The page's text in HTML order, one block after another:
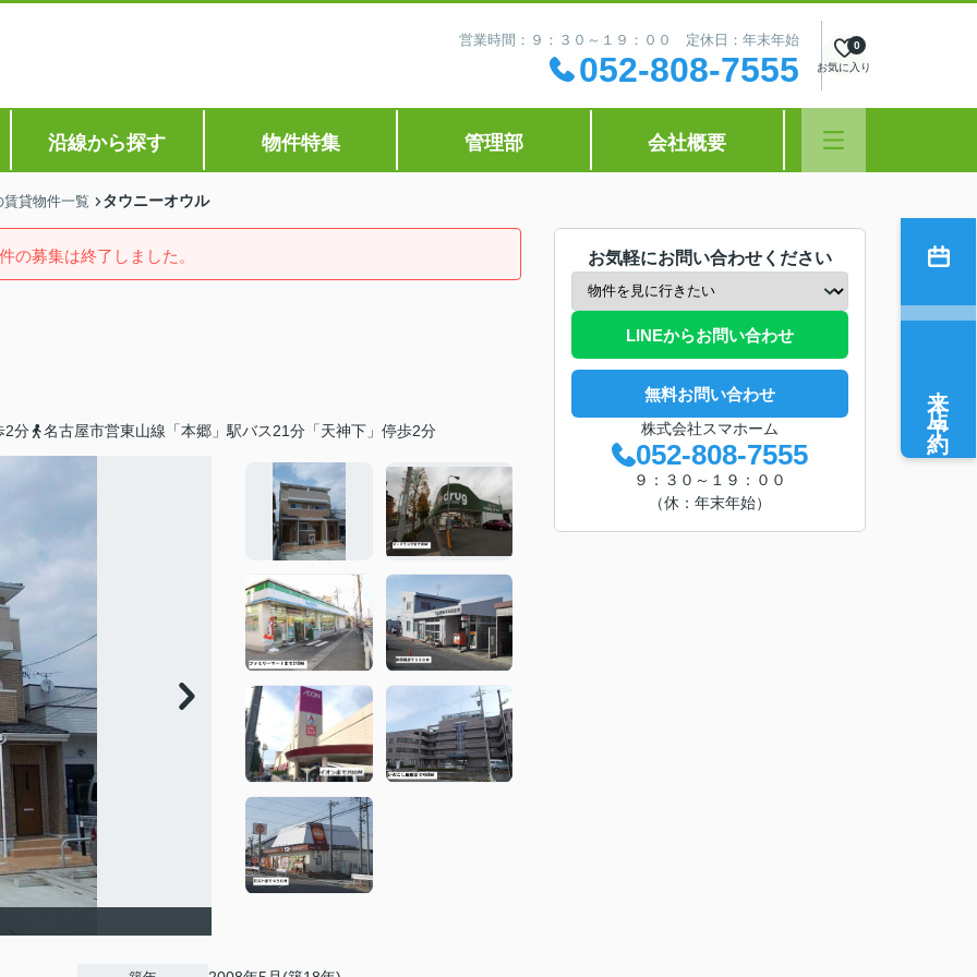
営業時間：９：３０～１９：００ 定休日：年末年始
052-808-7555 お気に入り
0
沿線から探す 物件特集 管理部 会社概要
貸物件一覧 タウニーオウル
の募集は終了しました。
2分 名古屋市営東山線「本郷」駅バス21分「天神下」停歩2分
お気軽にお問い合わせください
LINEからお問い合わせ
無料お問い合わせ
株式会社スマホーム
052-808-7555
９：３０～１９：００
（休：年末年始）
来店予約